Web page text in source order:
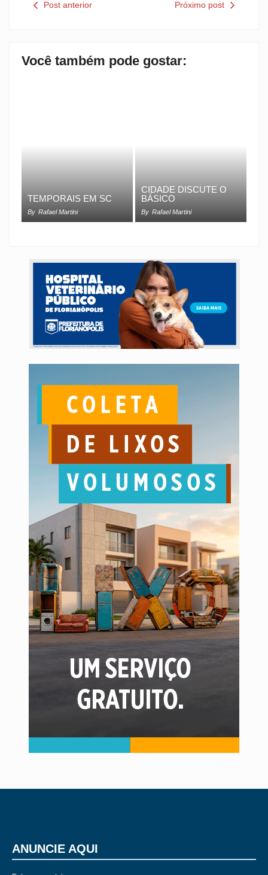
Post anterior Próximo post
Você também pode gostar:
TEMPORAIS EM SC
By Rafael Martini
CIDADE DISCUTE O
BÁSICO
By Rafael Martini
ANUNCIE AQUI